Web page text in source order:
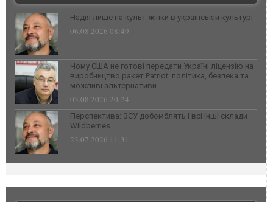
Надія лише на культ жінки в українській культурі
06.08.2026 08:49
Чому США не готові передати Україні ліцензію на
виробництво ракет Patriot: політика, безпека та
можливі альтернативи
03.08.2026 20:24
Перспектива: ЗСУ добомблять і всі інші склади
Wildberries
23.07.2026 11:31